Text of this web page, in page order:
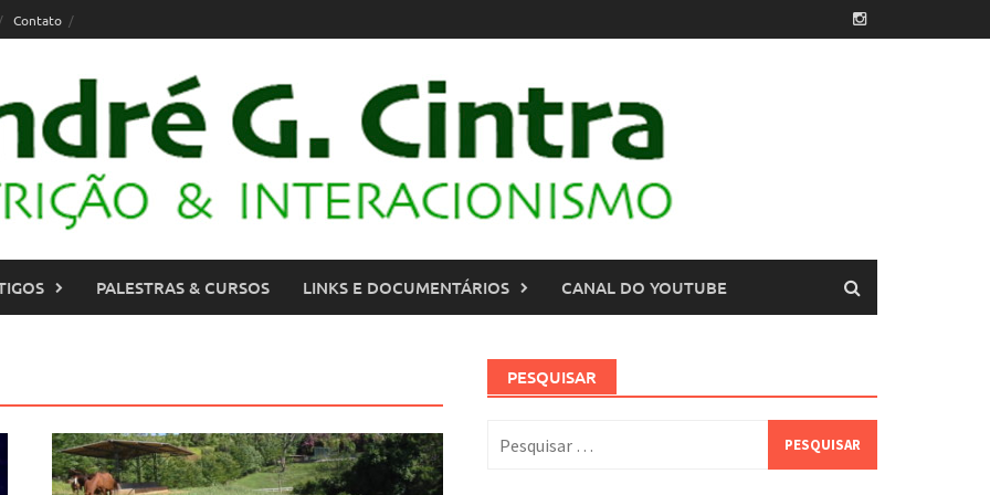
Contato
PALESTRAS & CURSOS LINKS E DOCUMENTÁRIOS CANAL DO YOUTUBE
PESQUISAR
por: